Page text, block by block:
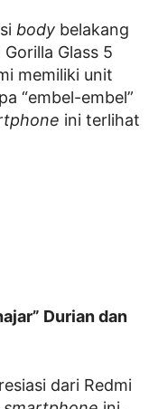
body belakang
Glass 5
memiliki unit
“embel-embel”
ini terlihat
Durian dan
dari Redmi